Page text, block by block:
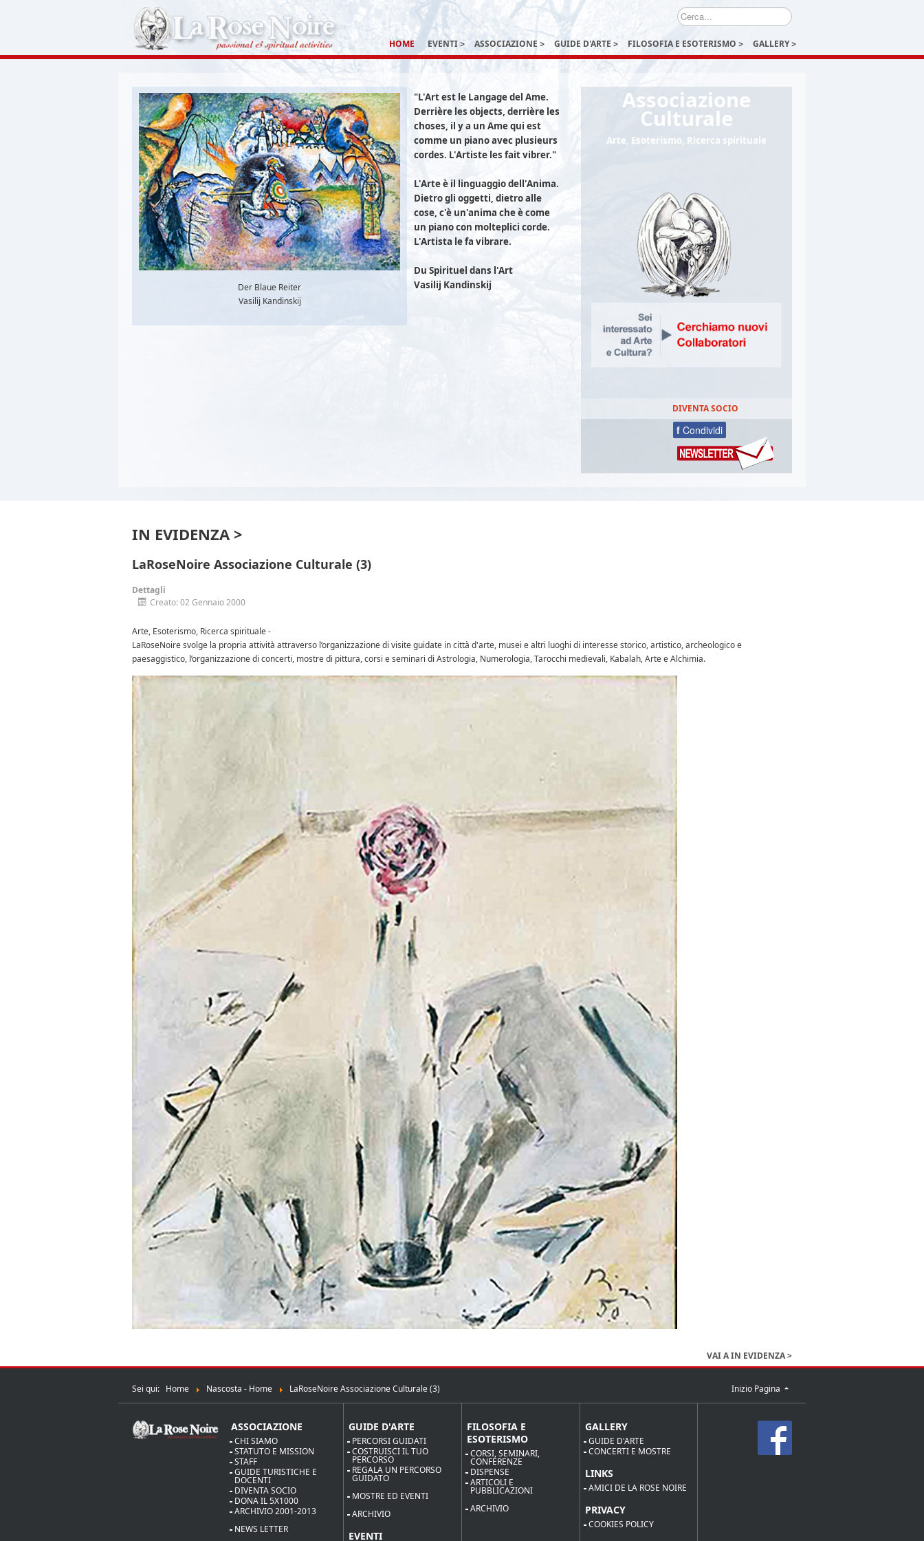
Cerca...
HOME EVENTI ASSOCIAZIONE GUIDE D'ARTE FILOSOFIA E ESOTERISMO GALLERY
Der Blaue Reiter
Vasilij Kandinskij
"L'Art est le Langage del Ame.
Derrière les objects, derrière les
choses, il y a un Ame qui est
comme un piano avec plusieurs
cordes. L'Artiste les fait vibrer."
L'Arte è il linguaggio dell'Anima.
Dietro gli oggetti, dietro alle
cose, c'è un'anima che è come
un piano con molteplici corde.
L'Artista le fa vibrare.
Du Spirituel dans l'Art
Vasilij Kandinskij
Associazione
Culturale
Arte, Esoterismo, Ricerca spirituale
DIVENTA SOCIO
f Condividi
IN EVIDENZA >
LaRoseNoire Associazione Culturale (3)
Dettagli
Creato: 02 Gennaio 2000
Arte, Esoterismo, Ricerca spirituale -
LaRoseNoire svolge la propria attività attraverso l’organizzazione di visite guidate in città d'arte, musei e altri luoghi di interesse storico, artistico, archeologico e
paesaggistico, l’organizzazione di concerti, mostre di pittura, corsi e seminari di Astrologia, Numerologia, Tarocchi medievali, Kabalah, Arte e Alchimia.
VAI A IN EVIDENZA >
Sei qui: Home Nascosta - Home LaRoseNoire Associazione Culturale (3) Inizio Pagina
ASSOCIAZIONE
CHI SIAMO
STATUTO E MISSION
STAFF
GUIDE TURISTICHE E
DOCENTI
DIVENTA SOCIO
DONA IL 5X1000
ARCHIVIO 2001-2013
NEWS LETTER
GUIDE D'ARTE
PERCORSI GUIDATI
COSTRUISCI IL TUO
PERCORSO
REGALA UN PERCORSO
GUIDATO
MOSTRE ED EVENTI
ARCHIVIO
EVENTI
FILOSOFIA E
ESOTERISMO
CORSI, SEMINARI,
CONFERENZE
DISPENSE
ARTICOLI E
PUBBLICAZIONI
ARCHIVIO
GALLERY
GUIDE D'ARTE
CONCERTI E MOSTRE
LINKS
AMICI DE LA ROSE NOIRE
PRIVACY
COOKIES POLICY